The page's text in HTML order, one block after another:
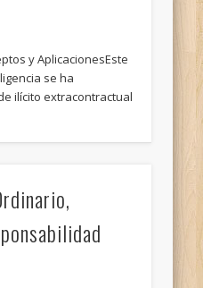
y AplicacionesEste
se ha
ilícito extracontractual